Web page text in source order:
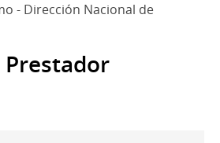
- Dirección Nacional de